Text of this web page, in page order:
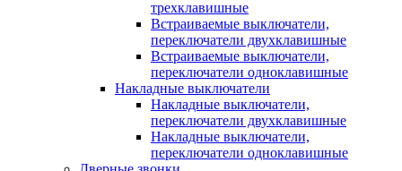
трехклавишные
Встраиваемые выключатели,
переключатели двухклавишные
Встраиваемые выключатели,
переключатели одноклавишные
Накладные выключатели
Накладные выключатели,
переключатели двухклавишные
Накладные выключатели,
переключатели одноклавишные